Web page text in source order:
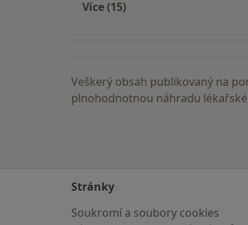
Více (15)
Veškerý obsah publikovaný na
plnohodnotnou náhradu
Stránky
Soukromí a soubory cookies